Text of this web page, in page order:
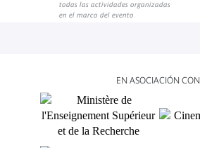
todas las actividades organizadas
en el marco del evento
EN ASOCIACIÓN CON